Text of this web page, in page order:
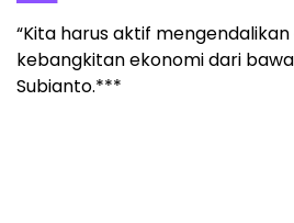
“Kita harus aktif
kebangkitan ekonomi dari
Subianto.***